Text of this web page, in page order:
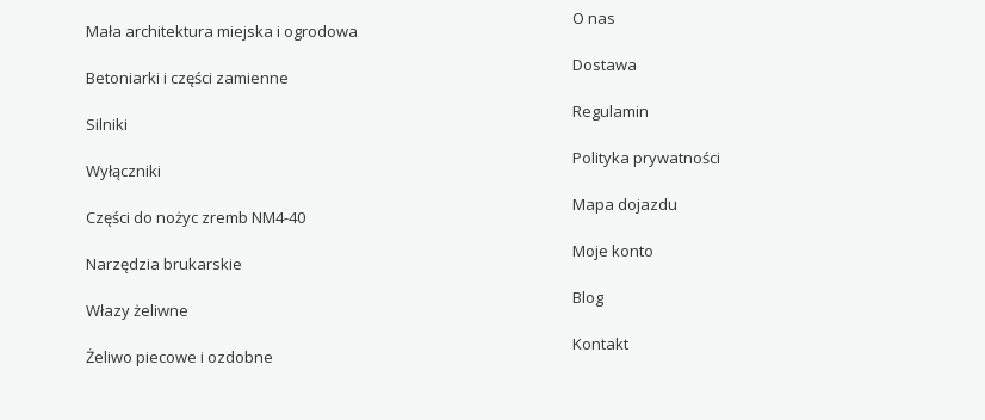
Mała architektura miejska i ogrodowa
Betoniarki i części zamienne
Silniki
Wyłączniki
Części do nożyc zremb NM4-40
Narzędzia brukarskie
Włazy żeliwne
Żeliwo piecowe i ozdobne
O nas
Dostawa
Regulamin
Polityka prywatności
Mapa dojazdu
Moje konto
Blog
Kontakt